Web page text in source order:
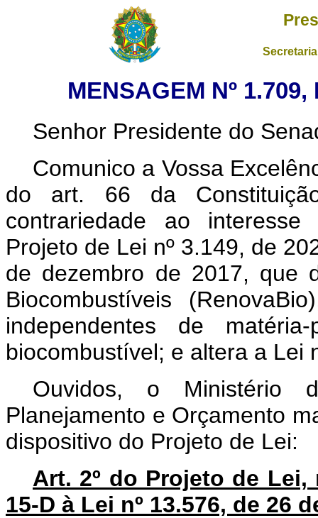
MENSAGEM Nº
Senhor Presidente do
Comunico a Vossa
do art. 66 da
contrariedade ao interesse
Projeto de Lei nº 3.149, de
de dezembro de 2017, que
Biocombustíveis
independentes de
biocombustível; e altera a Lei
Ouvidos, o Ministério
Planejamento e Orçamento
dispositivo do Projeto de Lei:
Art. 2º do Projeto de
15-D à Lei nº 13.576, de 26